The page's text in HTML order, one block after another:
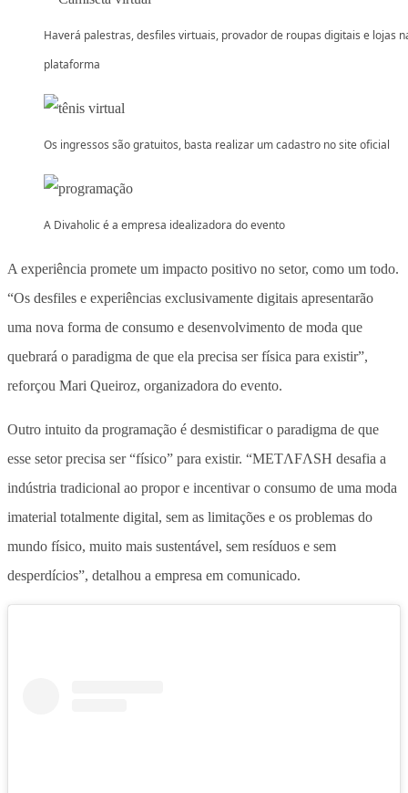
Haverá palestras, desfiles virtuais, provador de roupas digitais e lojas
plataforma
Os ingressos são gratuitos, basta realizar um cadastro no site oficial
A Divaholic é a empresa idealizadora do evento
A experiência promete um impacto positivo no setor, como um todo.
“Os desfiles e experiências exclusivamente digitais apresentarão
uma nova forma de consumo e desenvolvimento de moda que
quebrará o paradigma de que ela precisa ser física para existir”,
reforçou Mari Queiroz, organizadora do evento.
Outro intuito da programação é desmistificar o paradigma de que
esse setor precisa ser “físico” para existir. “METΛFΛSH desafia a
indústria tradicional ao propor e incentivar o consumo de uma moda
imaterial totalmente digital, sem as limitações e os problemas do
mundo físico, muito mais sustentável, sem resíduos e sem
desperdícios”, detalhou a empresa em comunicado.